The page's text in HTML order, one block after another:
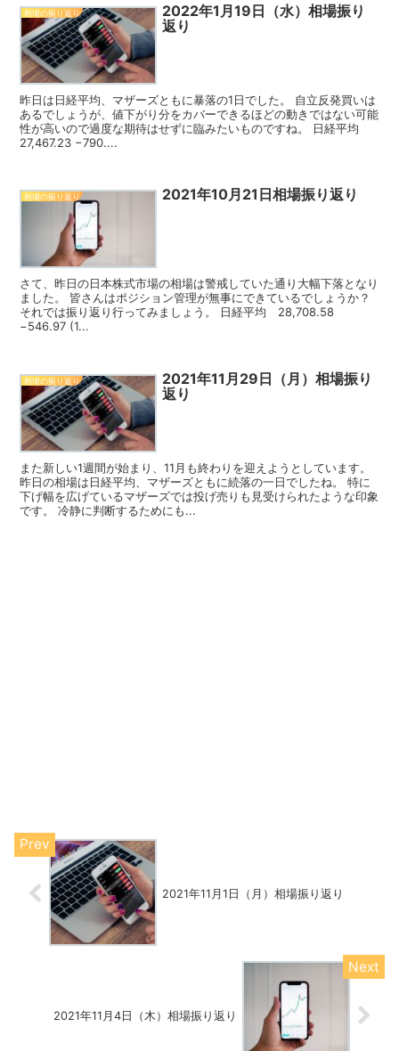
相場の振り返り
2022年1月19日（水）相場振り
返り
昨日は日経平均、マザーズともに暴落の1日でした。 自立反発買いは
あるでしょうが、値下がり分をカバーできるほどの動きではない可能
性が高いので過度な期待はせずに臨みたいものですね。 日経平均
27,467.23 −790....
相場の振り返り 2021年10月21日相場振り返り
さて、昨日の日本株式市場の相場は警戒していた通り大幅下落となり
ました。 皆さんはポジション管理が無事にできているでしょうか？
それでは振り返り行ってみましょう。 日経平均 28,708.58
−546.97 (1...
相場の振り返り
2021年11月29日（月）相場振り
返り
また新しい1週間が始まり、11月も終わりを迎えようとしています。
昨日の相場は日経平均、マザーズともに続落の一日でしたね。 特に
下げ幅を広げているマザーズでは投げ売りも見受けられたような印象
です。 冷静に判断するためにも...
2021年11月1日（月）相場振り返り
2021年11月4日（木）相場振り返り